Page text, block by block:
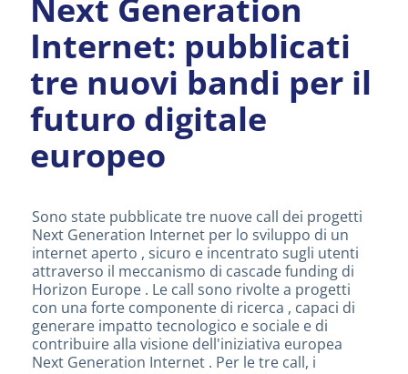
Next Generation
Internet: pubblicati
tre nuovi bandi per il
futuro digitale
europeo
Sono state pubblicate tre nuove call dei progetti
Next Generation Internet per lo sviluppo di un
internet aperto , sicuro e incentrato sugli utenti
attraverso il meccanismo di cascade funding di
Horizon Europe . Le call sono rivolte a progetti
con una forte componente di ricerca , capaci di
generare impatto tecnologico e sociale e di
contribuire alla visione dell'iniziativa europea
Next Generation Internet . Per le tre call, i